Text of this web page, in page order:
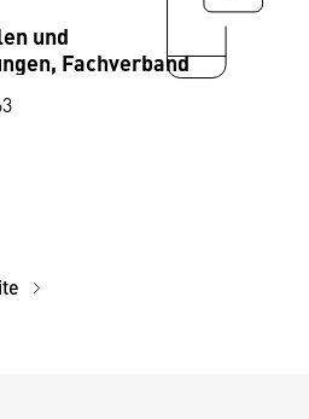
und
Fachverband